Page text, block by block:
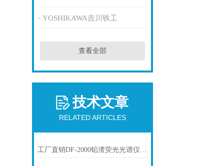
YOSHIKAWA吉川铁工
查看全部
技术文章
RELATED ARTICLES
工厂直销DF-2000铅渣荧光光谱仪技术参数